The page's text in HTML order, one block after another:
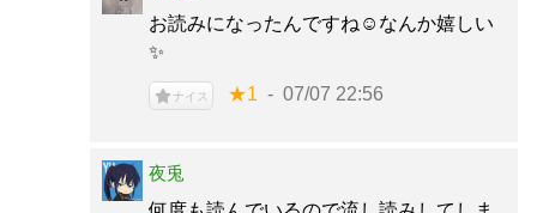
お読みになったんですね☺️なんか嬉しい
✨
ナイス ★1 07/07 22:56
夜兎